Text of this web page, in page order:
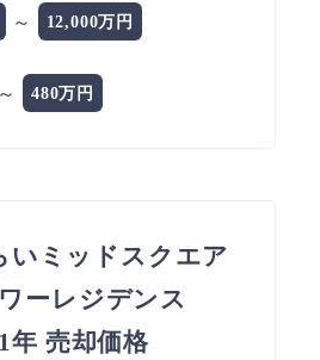
～ 12,000万円
～ 480万円
いミッドスクエア
ーレジデンス
年 売却価格